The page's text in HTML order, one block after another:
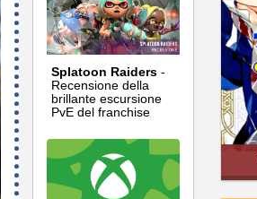
Splatoon Raiders -
Recensione della
brillante escursione
PvE del franchise